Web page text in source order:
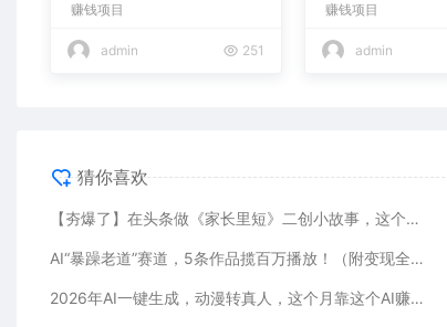
赚钱项目
admin 251
赚钱项目
admin
猜你喜欢
【夯爆了】在头条做《家长里短》二创小故事，这个月收益2w+
AI“暴躁老道”赛道，5条作品揽百万播放！（附变现全攻略）
2026年AI一键生成，动漫转真人，这个月靠这个AI赚了2W+